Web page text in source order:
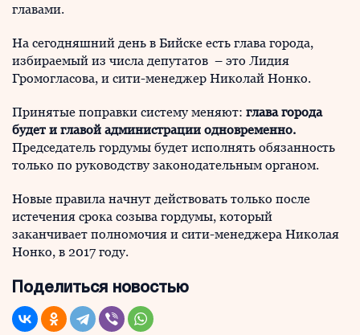
главами.
На сегодняшний день в Бийске есть глава города,
избираемый из числа депутатов – это Лидия
Громогласова, и сити-менеджер Николай Нонко.
Принятые поправки систему меняют: глава города
будет и главой администрации одновременно.
Председатель гордумы будет исполнять обязанность
только по руководству законодательным органом.
Новые правила начнут действовать только после
истечения срока созыва гордумы, который
заканчивает полномочия и сити-менеджера Николая
Нонко, в 2017 году.
Поделиться новостью